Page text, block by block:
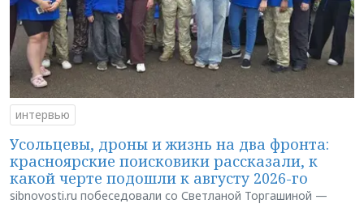
интервью
Усольцевы, дроны и жизнь на два фронта:
красноярские поисковики рассказали, к
какой черте подошли к августу 2026-го
sibnovosti.ru побеседовали со Светланой Торгашиной —